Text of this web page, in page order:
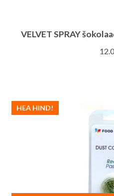
VELVET SPRAY
HEA HIND!